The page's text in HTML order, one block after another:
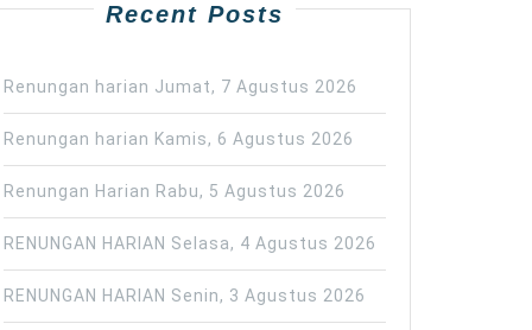
Recent Posts
Renungan harian Jumat, 7 Agustus 2026
Renungan harian Kamis, 6 Agustus 2026
Renungan Harian Rabu, 5 Agustus 2026
RENUNGAN HARIAN Selasa, 4 Agustus 2026
RENUNGAN HARIAN Senin, 3 Agustus 2026